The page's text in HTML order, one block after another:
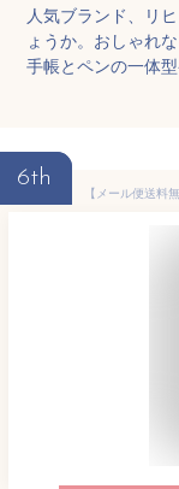
人気ブランド、リ
ょうか。おしゃれ
手帳とペンの一体
6th